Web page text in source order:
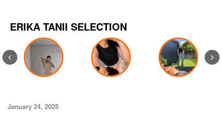
ERIKA TANII SELECTION
‹ ›
January 24, 2025